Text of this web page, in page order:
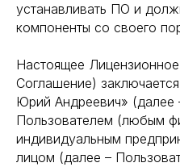
устанавливать ПО и
компоненты со своего
Настоящее
Соглашение)
Юрий Андреевич» (далее
Пользователем (любым
индивидуальным
лицом (далее –